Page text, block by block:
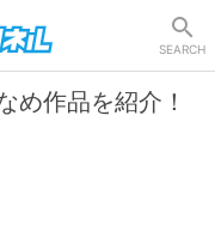
SEARCH
め作品を紹介！